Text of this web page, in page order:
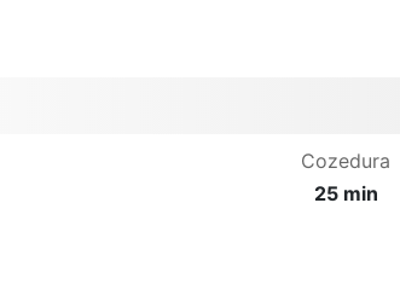
Cozedura
25 min